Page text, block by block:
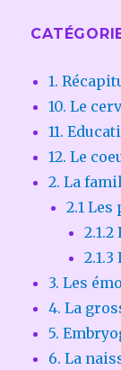
1.
10. Le
11.
12. Le
2. La
2.1 Les
3. Les
4. La
5.
6. La